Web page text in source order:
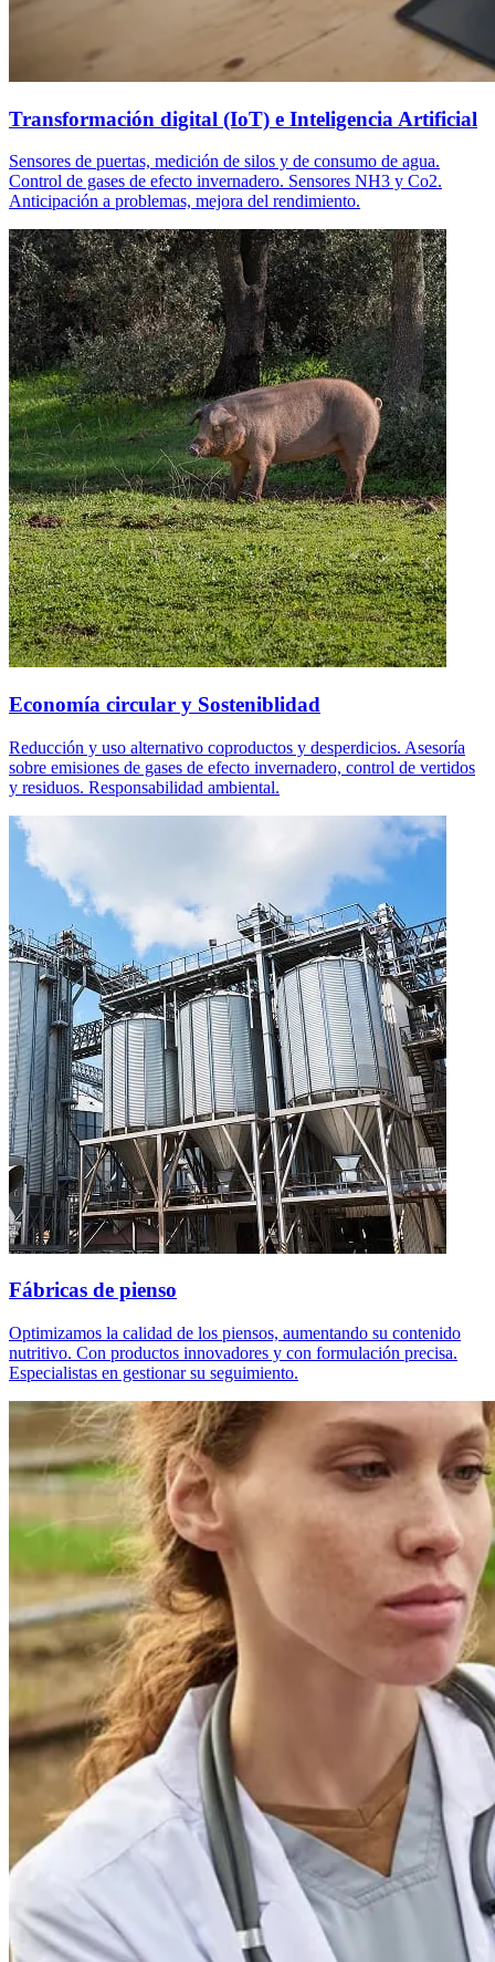
Transformación digital (IoT) e Inteligencia Artificial
Sensores de puertas, medición de silos y de consumo de agua.
Control de gases de efecto invernadero. Sensores NH3 y Co2.
Anticipación a problemas, mejora del rendimiento.
Economía circular y Sosteniblidad
Reducción y uso alternativo coproductos y desperdicios. Asesoría
sobre emisiones de gases de efecto invernadero, control de vertidos
y residuos. Responsabilidad ambiental.
Fábricas de pienso
Optimizamos la calidad de los piensos, aumentando su contenido
nutritivo. Con productos innovadores y con formulación precisa.
Especialistas en gestionar su seguimiento.